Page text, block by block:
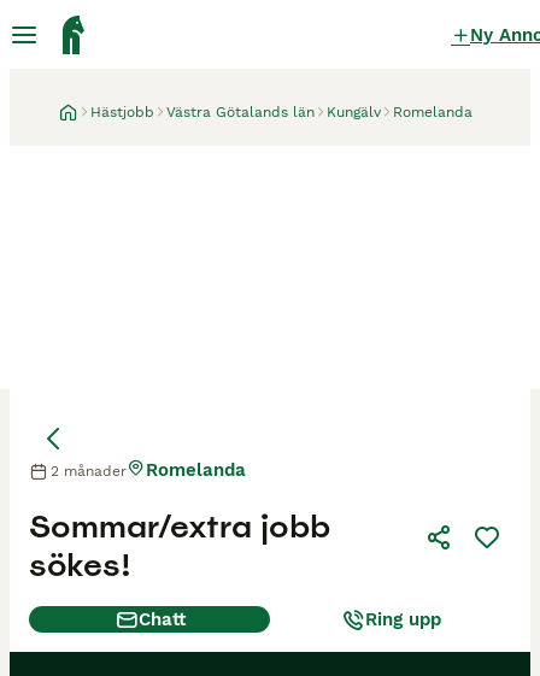
Ny
Hästjobb Västra Götalands län Kungälv Romelanda
Sommar/extra jobb
sökes!
2 månader Romelanda
Chatt Ring upp